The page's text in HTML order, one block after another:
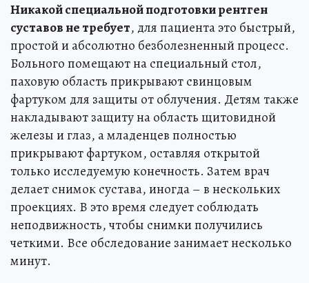
Никакой специальной подготовки рентген
суставов не требует, для пациента это быстрый,
простой и абсолютно безболезненный процесс.
Больного помещают на специальный стол,
паховую область прикрывают свинцовым
фартуком для защиты от облучения. Детям также
накладывают защиту на область щитовидной
железы и глаз, а младенцев полностью
прикрывают фартуком, оставляя открытой
только исследуемую конечность. Затем врач
делает снимок сустава, иногда – в нескольких
проекциях. В это время следует соблюдать
неподвижность, чтобы снимки получились
четкими. Все обследование занимает несколько
минут.